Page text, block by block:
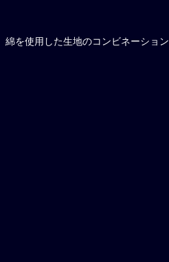
を使用した生地のコンビネーション